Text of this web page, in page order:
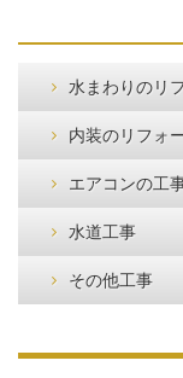
水まわりのリ
内装のリフォ
エアコンの工
水道工事
その他工事